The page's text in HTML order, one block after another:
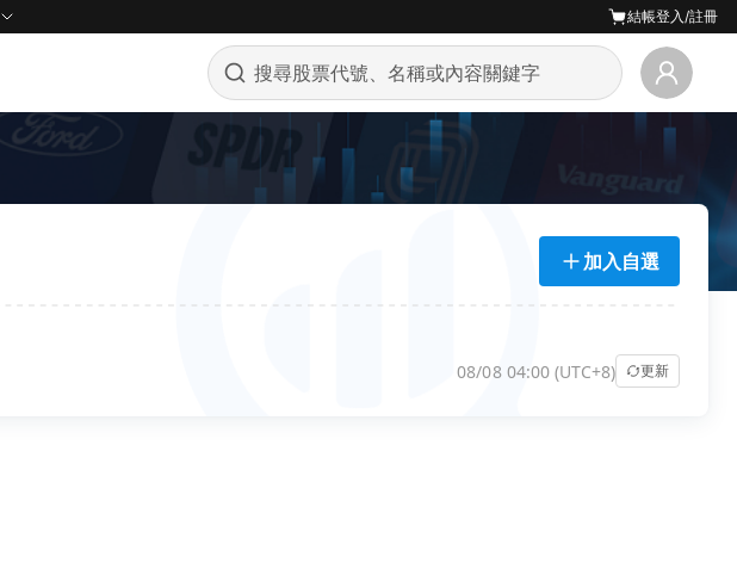
結帳登入/註冊
加入自選
08/08 04:00 (UTC+8) 更新